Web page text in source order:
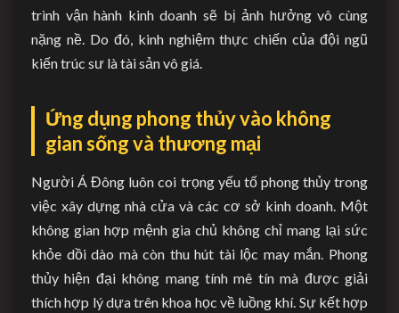
trình vận hành kinh doanh sẽ bị ảnh hưởng vô cùng
nặng nề. Do đó, kinh nghiệm thực chiến của đội ngũ
kiến trúc sư là tài sản vô giá.
Ứng dụng phong thủy vào không
gian sống và thương mại
Người Á Đông luôn coi trọng yếu tố phong thủy trong
việc xây dựng nhà cửa và các cơ sở kinh doanh. Một
không gian hợp mệnh gia chủ không chỉ mang lại sức
khỏe dồi dào mà còn thu hút tài lộc may mắn. Phong
thủy hiện đại không mang tính mê tín mà được giải
thích hợp lý dựa trên khoa học về luồng khí. Sự kết hợp